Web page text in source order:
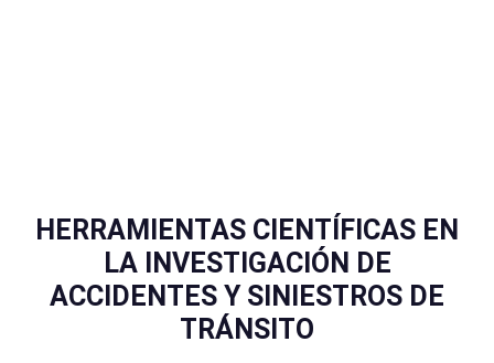
HERRAMIENTAS CIENTÍFICAS EN
LA INVESTIGACIÓN DE
ACCIDENTES Y SINIESTROS DE
TRÁNSITO